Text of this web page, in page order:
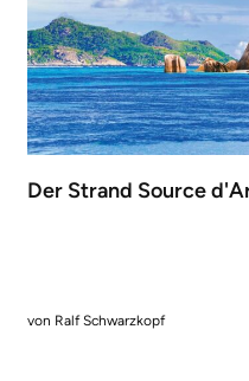
Der Strand Source
von Ralf Schwarzkopf